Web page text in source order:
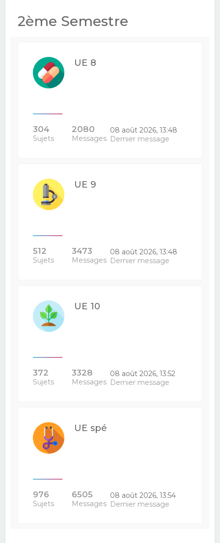
2ème Semestre
UE 8
304
Sujets
2080
Messages
08 août 2026, 13:48
Dernier message
UE 9
512
Sujets
3473
Messages
08 août 2026, 13:48
Dernier message
UE 10
372
Sujets
3328
Messages
08 août 2026, 13:52
Dernier message
UE spé
976
Sujets
6505
Messages
08 août 2026, 13:54
Dernier message